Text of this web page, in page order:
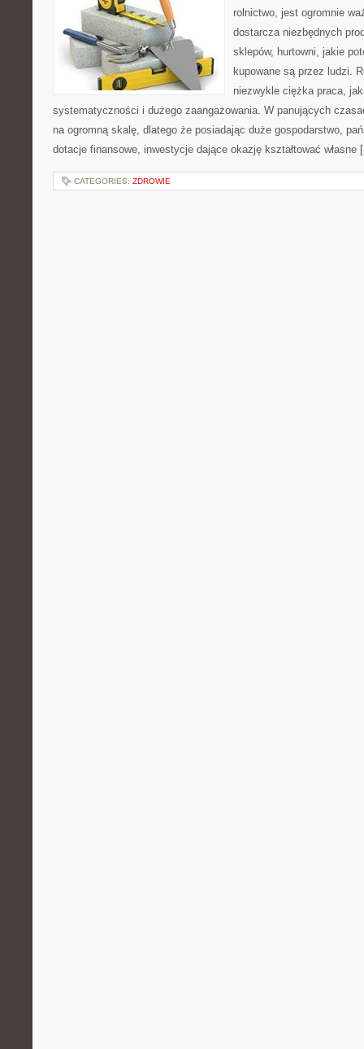
rolnictwo, jest ogromnie
dostarcza niezbędnych
sklepów, hurtowni, jakie
kupowane są przez ludzi.
niezwykle ciężka praca,
systematyczności i dużego zaangażowania. W panujących
na ogromną skalę, dlatego że posiadając duże gospodarstwo,
dotacje finansowe, inwestycje dające okazję kształtować
CATEGORIES: ZDROWIE